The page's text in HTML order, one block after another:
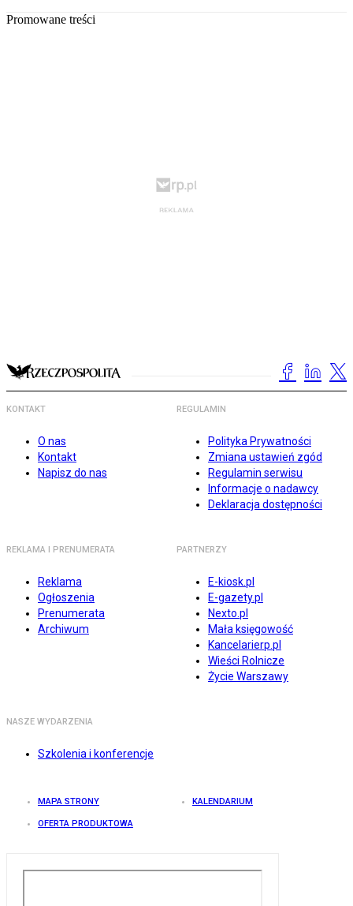
Promowane treści
KONTAKT
O nas
Kontakt
Napisz do nas
REGULAMIN
Polityka Prywatności
Zmiana ustawień zgód
Regulamin serwisu
Informacje o nadawcy
Deklaracja dostępności
REKLAMA I PRENUMERATA
Reklama
Ogłoszenia
Prenumerata
Archiwum
PARTNERZY
E-kiosk.pl
E-gazety.pl
Nexto.pl
Mała księgowość
Kancelarierp.pl
Wieści Rolnicze
Życie Warszawy
NASZE WYDARZENIA
Szkolenia i konferencje
MAPA STRONY KALENDARIUM
OFERTA PRODUKTOWA